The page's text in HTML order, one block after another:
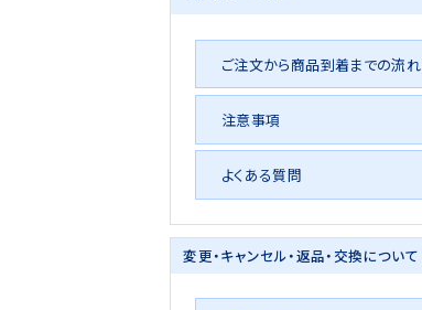
ご注文から商品到着までの流れ
注意事項
よくある質問
変更・キャンセル・返品・交換について